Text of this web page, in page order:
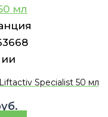
мл
Specialist 50 мл